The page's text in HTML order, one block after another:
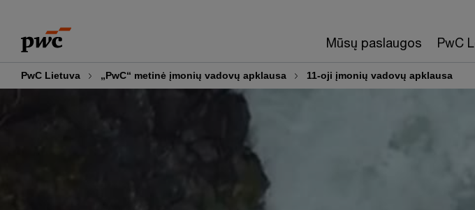
content
footer
Mūsų paslaugos PwC
PwC Lietuva „PwC“ metinė įmonių vadovų apklausa 11-oji įmonių vadovų apklausa